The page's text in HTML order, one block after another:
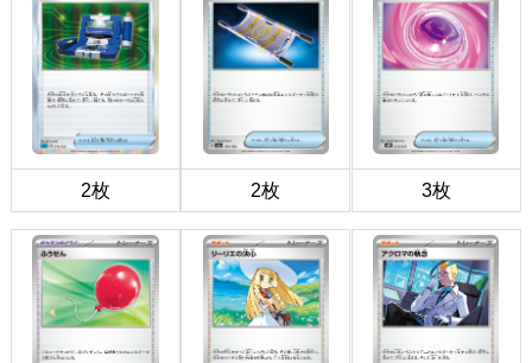
2枚 2枚 3枚